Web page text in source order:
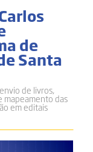
de
Santa
de livros,
mapeamento das
em editais